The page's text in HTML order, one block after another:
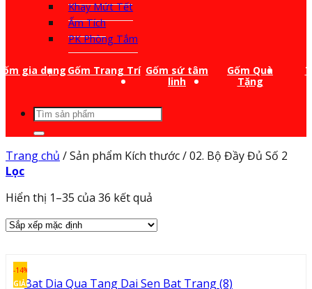
Khay Mứt Tết
Ấm Tích
PK Phòng Tắm
gia dụng Gốm Trang Trí Gốm sứ tâm
linh
Gốm Quà
Tặng
Tìm
kiếm:
Trang chủ /Sản phẩm Kích thước/02. Bộ Đầy Đủ Số 2
Lọc
Hiển thị 1–35 của 36 kết quả
-14%
GIẢM